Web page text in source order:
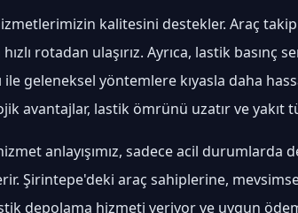
kalitesini destekler. Araç
rotadan ulaşırız. Ayrıca, lastik basınç
geleneksel yöntemlere kıyasla daha
avantajlar, lastik ömrünü uzatır ve yakıt
anlayışımız, sadece acil durumlarda
Şirintepe'deki araç sahiplerine,
depolama hizmeti veriyor ve uygun